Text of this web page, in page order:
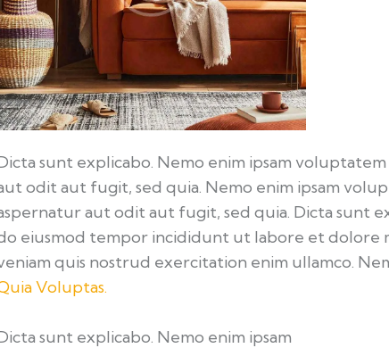
sunt explicabo. Nemo enim ipsam
odit aut fugit, sed quia. Nemo enim ipsam
aut odit aut fugit, sed quia. Dicta sunt
eiusmod tempor incididunt ut labore et dolore
quis nostrud exercitation enim ullamco.
Voluptas.
sunt explicabo. Nemo enim ipsam